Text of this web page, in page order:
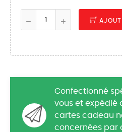
Confectionné
vous et expédié
cartes cadeau
concernées par